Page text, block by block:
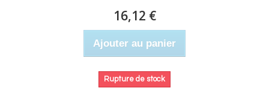
16,12 €
Ajouter au panier
Rupture de stock